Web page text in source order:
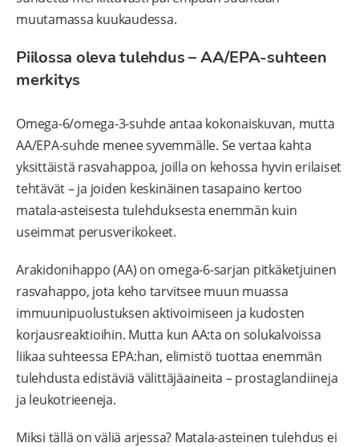
muutamassa kuukaudessa.
Piilossa oleva tulehdus – AA/EPA-suhteen
merkitys
Omega-6/omega-3-suhde antaa kokonaiskuvan, mutta
AA/EPA-suhde menee syvemmälle. Se vertaa kahta
yksittäistä rasvahappoa, joilla on kehossa hyvin erilaiset
tehtävät – ja joiden keskinäinen tasapaino kertoo
matala-asteisesta tulehduksesta enemmän kuin
useimmat perusverikokeet.
Arakidonihappo (AA) on omega-6-sarjan pitkäketjuinen
rasvahappo, jota keho tarvitsee muun muassa
immuunipuolustuksen aktivoimiseen ja kudosten
korjausreaktioihin. Mutta kun AA:ta on solukalvoissa
liikaa suhteessa EPA:han, elimistö tuottaa enemmän
tulehdusta edistäviä välittäjäaineita – prostaglandiineja
ja leukotrieeneja.
Miksi tällä on väliä arjessa? Matala-asteinen tulehdus ei